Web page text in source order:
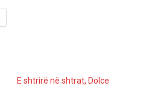
E shtrirë në shtrat, Dolce